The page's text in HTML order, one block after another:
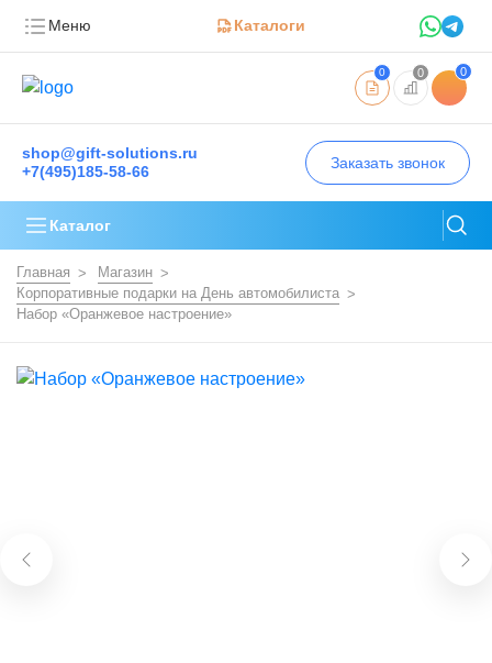
Меню Каталоги
0 0 0
shop@gift-solutions.ru
+7(495)185-58-66
Заказать звонок
Каталог
Главная
Магазин
Корпоративные подарки на День автомобилиста
Набор «Оранжевое настроение»